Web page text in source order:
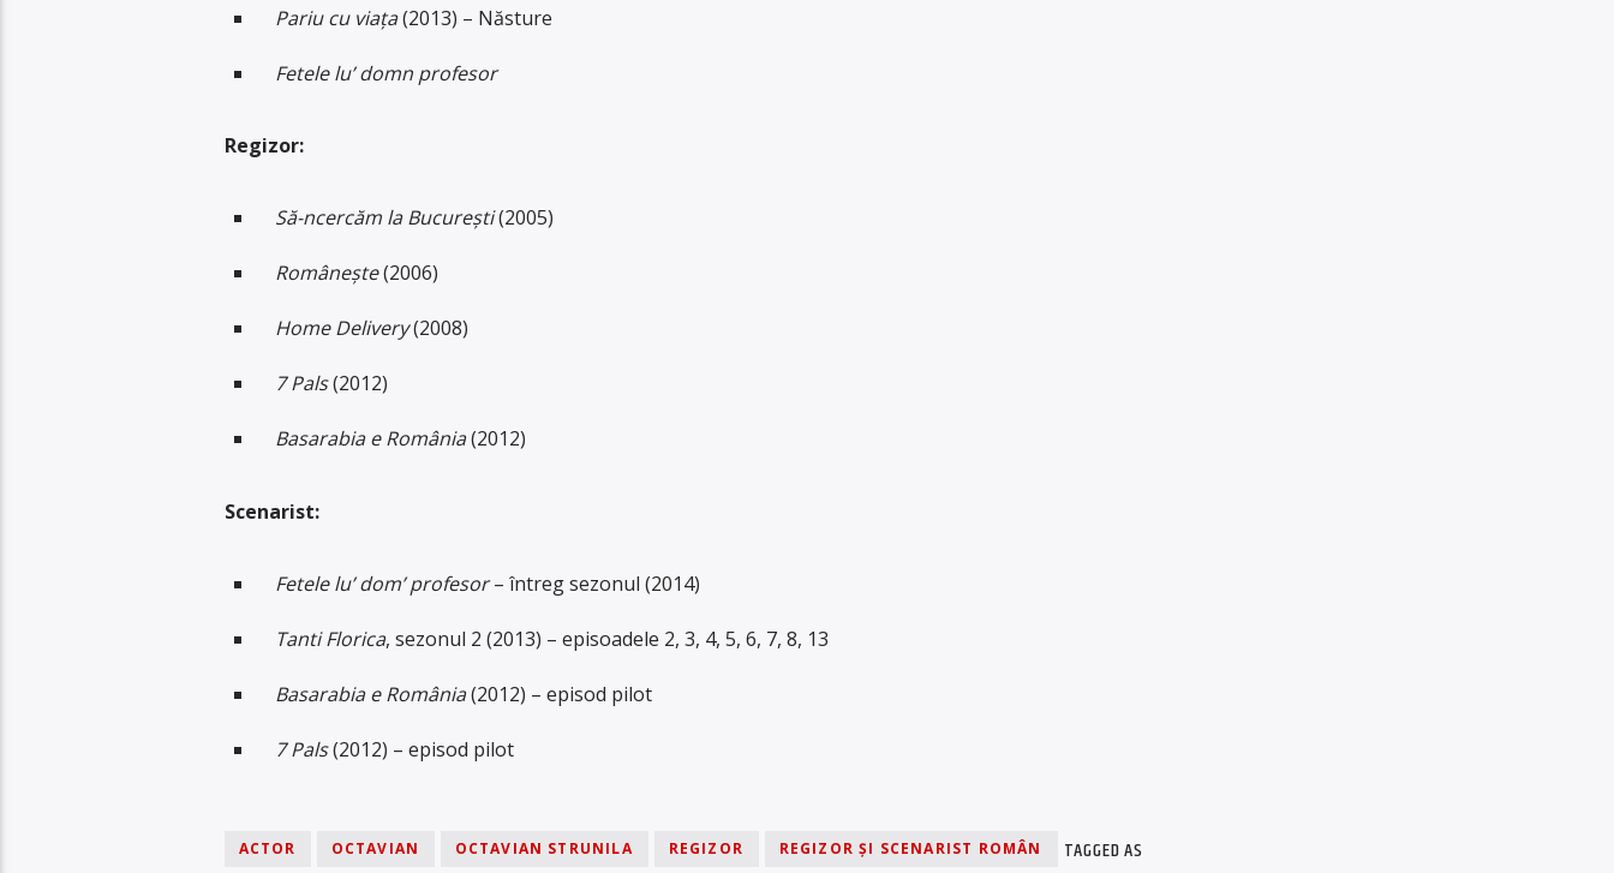
Pariu cu viața(2013) – Năsture
Fetele lu’ domn profesor
Regizor:
Să-ncercăm la București(2005)
Românește(2006)
Home Delivery(2008)
7 Pals(2012)
Basarabia e România(2012)
Scenarist:
Fetele lu’ dom’ profesor– întreg sezonul (2014)
Tanti Florica, sezonul 2 (2013) – episoadele 2, 3, 4, 5, 6, 7, 8, 13
Basarabia e România(2012) – episod pilot
7 Pals(2012) – episod pilot
TAGGED AS
ACTOR OCTAVIAN OCTAVIAN STRUNILA REGIZOR REGIZOR ȘI SCENARIST ROMÂN